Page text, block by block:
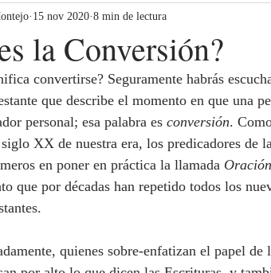
English
la Conversión?
15 nov 2020 8 min de lectura
que describe el momento en que una
personal; esa palabra es conversión.
XX de nuestra era, los predicadores de
en poner en práctica la llamada
que por décadas han repetido todos los